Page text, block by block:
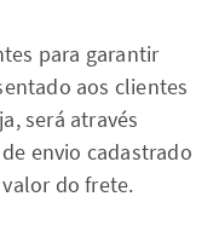
para garantir
aos clientes
será através
envio cadastrado
do frete.